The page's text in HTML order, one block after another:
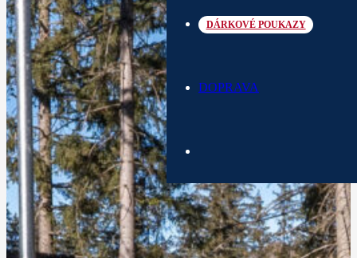
DÁRKOVÉ POUKAZY
DOPRAVA